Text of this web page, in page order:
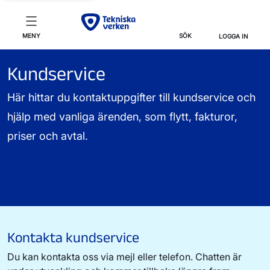
MENY SÖK LOGGA IN
Kundservice
Här hittar du kontaktuppgifter till kundservice och
hjälp med vanliga ärenden, som flytt, fakturor,
priser och avtal.
Kontakta kundservice
Du kan kontakta oss via mejl eller telefon. Chatten är